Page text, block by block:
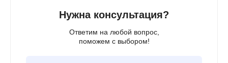
Нужна консультация?
Ответим на любой вопрос,
поможем с выбором!